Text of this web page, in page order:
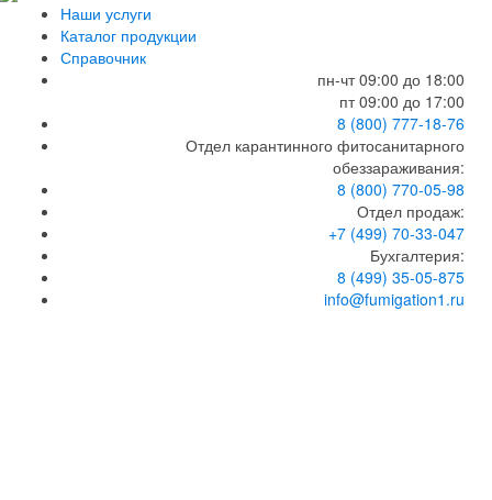
Наши услуги
Каталог продукции
Справочник
пн-чт 09:00 до 18:00
пт 09:00 до 17:00
8 (800) 777-18-76
Отдел карантинного фитосанитарного
обеззараживания:
8 (800) 770-05-98
Отдел продаж:
+7 (499) 70-33-047
Бухгалтерия:
8 (499) 35-05-875
info@fumigation1.ru
Оk
чтобы помочь вам в навигации, а также предоставить
использование наших продуктов и услуг, повысить
качество рекламных и маркетинговых активностей.